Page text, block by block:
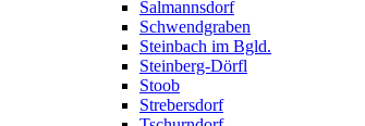
Salmannsdorf
Schwendgraben
Steinbach im Bgld.
Steinberg-Dörfl
Stoob
Strebersdorf